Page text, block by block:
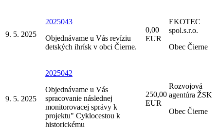
9. 5. 2025
2025043
Objednávame u Vás revíziu
detských ihrísk v obci Čierne.
0,00
EUR
EKOTEC
spol.s.r.o.
Obec Čierne
9. 5. 2025
2025042
Objednávame u Vás
spracovanie následnej
monitorovacej správy k
projektu" Cyklocestou k
historickému
250,00
EUR
Rozvojová
agentúra ŽSK
Obec Čierne